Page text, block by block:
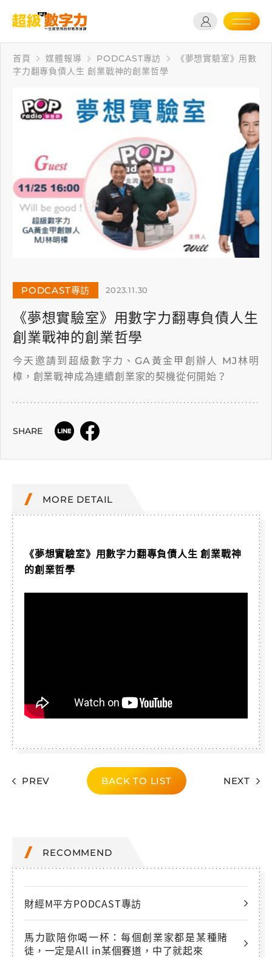
首頁 媒體報導 PODCAST專訪
《夢想實驗室》用數
字力翻專負債人生 創業戰神的創業哲學
PODCAST專訪 2023.11.30
《夢想實驗室》用數字力翻專負債人生
創業戰神的創業哲學
今天邀請到超級數字力、GA黃金甲創辦人 MJ林明
樟，創業戰神成為連續創業家的契機從何開始？
SHARE
MORE DETAIL
《夢想實驗室》用數字力翻專負債人生 創業戰神
的創業哲學
PREV BACK TO LIST NEXT
RECOMMEND
財經M平方PODCAST專訪
馬力歐陪你喝一杯：每個創業家都是某種賭
徒，一定是All in某個賽道，中了就起來